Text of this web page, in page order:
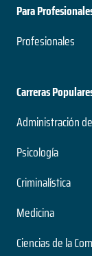
Para
Profesionales
Carreras
Administración
Psicología
Criminalística
Medicina
Ciencias de la